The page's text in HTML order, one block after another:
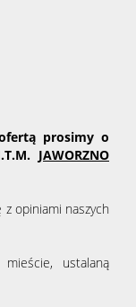
prosimy o
JAWORZNO
z opiniami naszych
ustalaną